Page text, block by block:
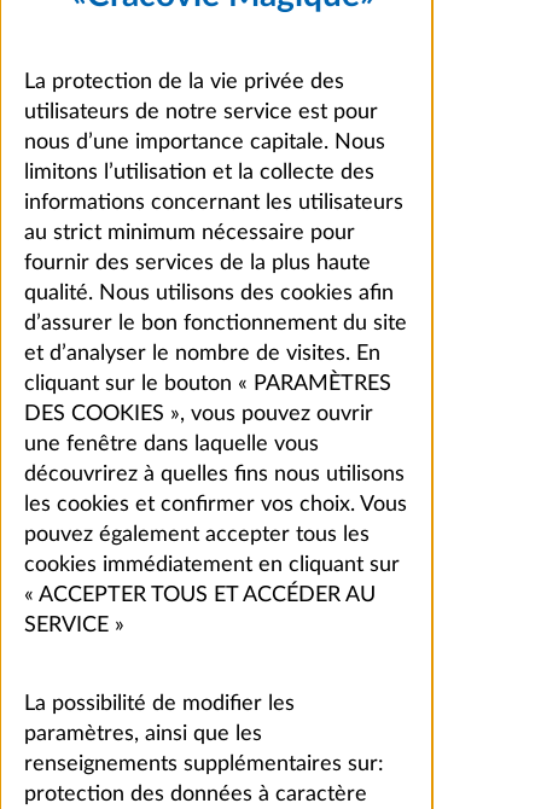
La protection de la vie privée des
utilisateurs de notre service est pour
nous d’une importance capitale. Nous
limitons l’utilisation et la collecte des
informations concernant les utilisateurs
au strict minimum nécessaire pour
fournir des services de la plus haute
qualité. Nous utilisons des cookies afin
d’assurer le bon fonctionnement du site
et d’analyser le nombre de visites. En
cliquant sur le bouton « PARAMÈTRES
DES COOKIES », vous pouvez ouvrir
une fenêtre dans laquelle vous
découvrirez à quelles fins nous utilisons
les cookies et confirmer vos choix. Vous
pouvez également accepter tous les
cookies immédiatement en cliquant sur
« ACCEPTER TOUS ET ACCÉDER AU
SERVICE »
La possibilité de modifier les
paramètres, ainsi que les
renseignements supplémentaires sur:
protection des données à caractère